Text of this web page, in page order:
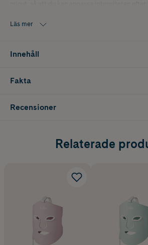
muskelgrupper eller ge mer fokuserad
Läs mer
Innehåll
Fakta
Recensioner
Relaterade